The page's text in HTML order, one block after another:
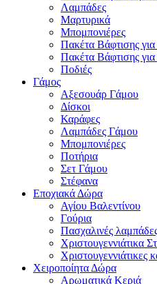
Λαμπάδες
Μαρτυρικά
Μπομπονιέρες
Πακέτα Βάφτισης για
Πακέτα Βάφτισης για
Ποδιές
Γάμος
Αξεσουάρ Γάμου
Δίσκοι
Καράφες
Λαμπάδες Γάμου
Μπομπονιέρες
Ποτήρια
Σετ Γάμου
Στέφανα
Εποχιακά Δώρα
Αγίου Βαλεντίνου
Γούρια
Πασχαλινές
Χριστουγεννιάτικα
Χριστουγεννιάτικες
Χειροποίητα Δώρα
Αρωματικά Κεριά